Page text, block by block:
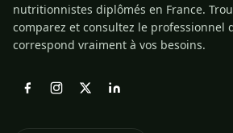
nutritionnistes diplômés en France.
comparez et consultez le professionnel
correspond vraiment à vos besoins.